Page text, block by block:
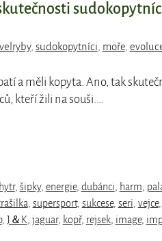
velryby, sudokopytníci moře,
a měli kopyta. Ano, tak
kteří žili na souši.…
hytr, šipky, energie, dubánci harm
supersport, sukcese, seri vejce,
, J＆K jaguar, kopř, rejsek, image,